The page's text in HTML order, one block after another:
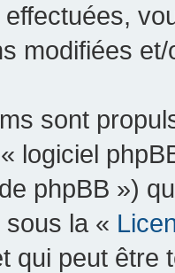
modifiées
sont
logiciel
phpBB »)
la «
qui peut être